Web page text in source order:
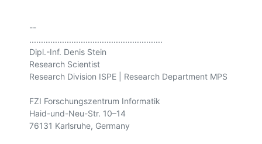
--
.........................................................
Dipl.-Inf. Denis Stein
Research Scientist
Research Division ISPE | Research Department MPS
FZI Forschungszentrum Informatik
Haid-und-Neu-Str. 10–14
76131 Karlsruhe, Germany